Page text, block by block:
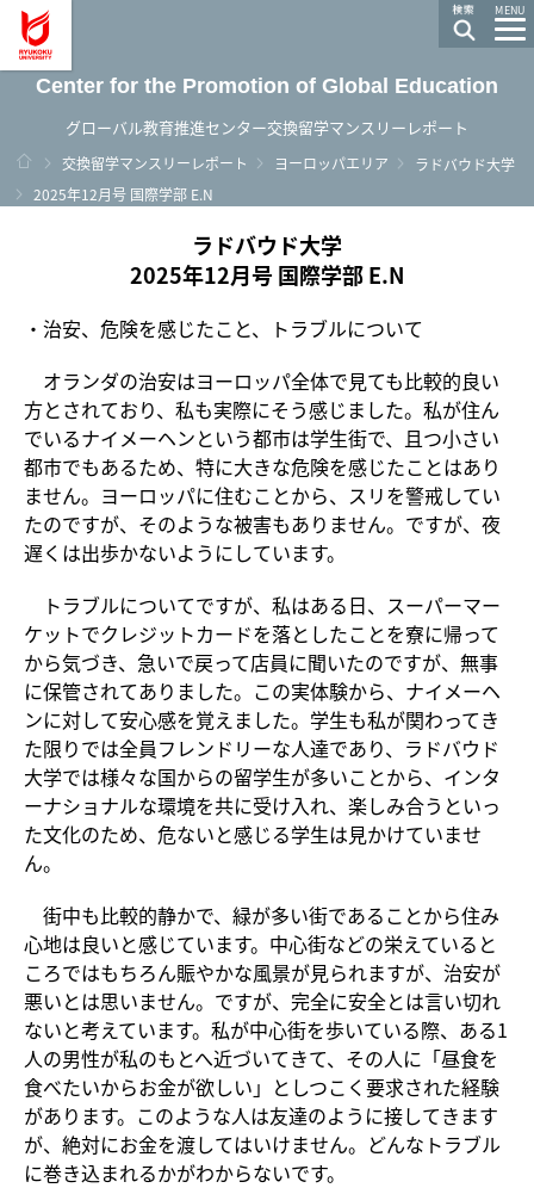
MENU
Center for the Promotion of Global Education
グローバル教育推進センター交換留学マンスリーレポート
ホーム
交換留学マンスリーレポート ヨーロッパエリア
ラドバウド大学
2025年12月号 国際学部 E.N
ラドバウド大学
2025年12月号 国際学部 E.N
・治安、危険を感じたこと、トラブルについて
オランダの治安はヨーロッパ全体で見ても比較的良い
方とされており、私も実際にそう感じました。私が住ん
でいるナイメーヘンという都市は学生街で、且つ小さい
都市でもあるため、特に大きな危険を感じたことはあり
ません。ヨーロッパに住むことから、スリを警戒してい
たのですが、そのような被害もありません。ですが、夜
遅くは出歩かないようにしています。
トラブルについてですが、私はある日、スーパーマー
ケットでクレジットカードを落としたことを寮に帰って
から気づき、急いで戻って店員に聞いたのですが、無事
に保管されてありました。この実体験から、ナイメーヘ
ンに対して安心感を覚えました。学生も私が関わってき
た限りでは全員フレンドリーな人達であり、ラドバウド
大学では様々な国からの留学生が多いことから、インタ
ーナショナルな環境を共に受け入れ、楽しみ合うといっ
た文化のため、危ないと感じる学生は見かけていませ
ん。
街中も比較的静かで、緑が多い街であることから住み
心地は良いと感じています。中心街などの栄えていると
ころではもちろん賑やかな風景が見られますが、治安が
悪いとは思いません。ですが、完全に安全とは言い切れ
ないと考えています。私が中心街を歩いている際、ある1
人の男性が私のもとへ近づいてきて、その人に「昼食を
食べたいからお金が欲しい」としつこく要求された経験
があります。このような人は友達のように接してきます
が、絶対にお金を渡してはいけません。どんなトラブル
に巻き込まれるかがわからないです。